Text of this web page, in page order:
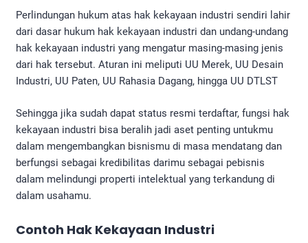
Perlindungan hukum atas hak kekayaan industri sendiri lahir
dari dasar hukum hak kekayaan industri dan undang-undang
hak kekayaan industri yang mengatur masing-masing jenis
dari hak tersebut. Aturan ini meliputi UU Merek, UU Desain
Industri, UU Paten, UU Rahasia Dagang, hingga UU DTLST
Sehingga jika sudah dapat status resmi terdaftar, fungsi hak
kekayaan industri bisa beralih jadi aset penting untukmu
dalam mengembangkan bisnismu di masa mendatang dan
berfungsi sebagai kredibilitas darimu sebagai pebisnis
dalam melindungi properti intelektual yang terkandung di
dalam usahamu.
Contoh Hak Kekayaan Industri